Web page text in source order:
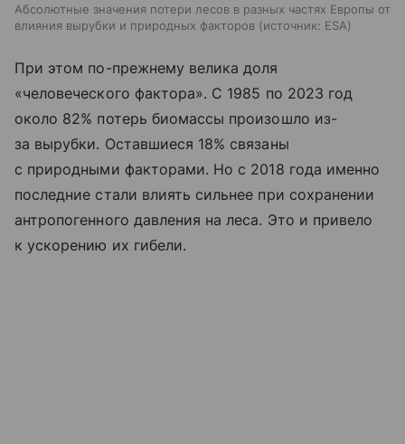
Абсолютные значения потери лесов в разных частях Европы от
влияния вырубки и природных факторов
источник: ESA
При этом по-прежнему велика доля
«человеческого фактора». С 1985 по 2023 год
около 82% потерь биомассы произошло из-
за вырубки. Оставшиеся 18% связаны
с природными факторами. Но с 2018 года именно
последние стали влиять сильнее при сохранении
антропогенного давления на леса. Это и привело
к ускорению их гибели.